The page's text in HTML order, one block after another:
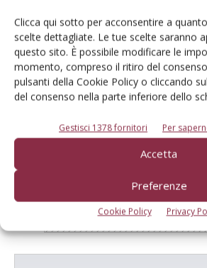
Clicca qui sotto per acconsentire a
scelte dettagliate. Le tue scelte saranno
questo sito. È possibile modificare le
momento, compreso il ritiro del
pulsanti della Cookie Policy o cliccando
del consenso nella parte inferiore dello
Gestisci 1378 fornitori Per
Accetta
Preferenze
Cookie Policy Privacy
Facebook Twitter
E-magazine